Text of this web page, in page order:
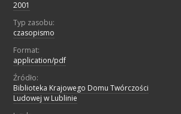
2001
Typ zasobu:
czasopismo
Format:
application/pdf
Źródło:
Biblioteka Krajowego Domu Twórczości
Ludowej w Lublinie